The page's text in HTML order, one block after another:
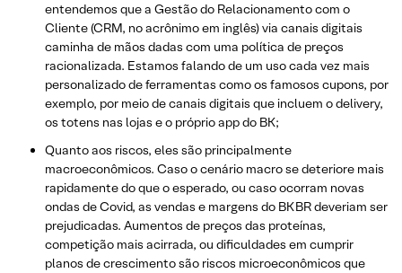
entendemos que a Gestão do Relacionamento com o
Cliente (CRM, no acrônimo em inglês) via canais digitais
caminha de mãos dadas com uma política de preços
racionalizada. Estamos falando de um uso cada vez mais
personalizado de ferramentas como os famosos cupons, por
exemplo, por meio de canais digitais que incluem o delivery,
os totens nas lojas e o próprio app do BK;
Quanto aos riscos, eles são principalmente
macroeconômicos. Caso o cenário macro se deteriore mais
rapidamente do que o esperado, ou caso ocorram novas
ondas de Covid, as vendas e margens do BKBR deveriam ser
prejudicadas. Aumentos de preços das proteínas,
competição mais acirrada, ou dificuldades em cumprir
planos de crescimento são riscos microeconômicos que